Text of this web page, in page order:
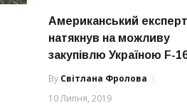
Американський експерт
натякнув на можливу
закупівлю Україною F-
By Світлана Фролова
10 Липня, 2019